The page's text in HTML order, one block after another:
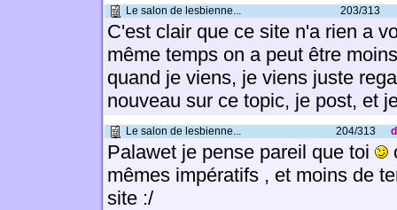
Le salon de lesbienne... 203/313
C'est clair que ce site n'a rien a
même temps on a peut être
quand je viens, je viens juste
nouveau sur ce topic, je post, et
Le salon de lesbienne... 204/313
Palawet je pense pareil que toi
mêmes impératifs , et moins de
site :/